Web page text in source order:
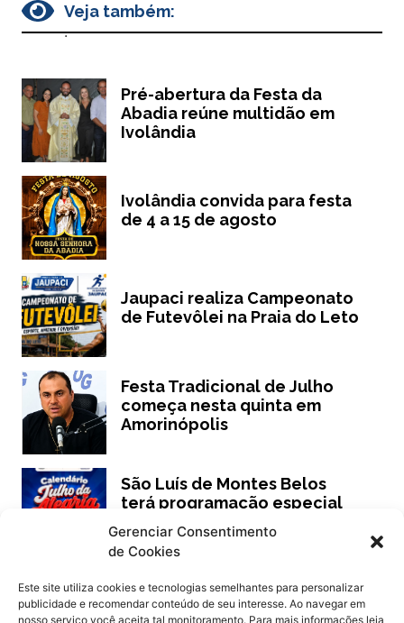
Gerenciar Consentimento
de Cookies
Este site utiliza cookies e tecnologias semelhantes para personalizar
publicidade e recomendar conteúdo de seu interesse. Ao navegar em
nosso serviço você aceita tal monitoramento. Para mais informações leia
Veja também:
.
Pré-abertura da Festa da
Abadia reúne multidão em
Ivolândia
Ivolândia convida para festa
de 4 a 15 de agosto
Jaupaci realiza Campeonato
de Futevôlei na Praia do Leto
Festa Tradicional de Julho
começa nesta quinta em
Amorinópolis
São Luís de Montes Belos
terá programação especial
de férias
SigaOeste Goiano Notícias